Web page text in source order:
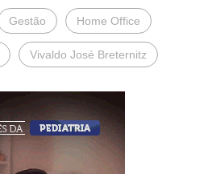
Gestão Home Office
Vivaldo José Breternitz